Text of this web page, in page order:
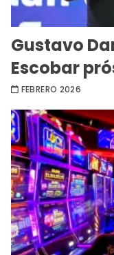
Gustavo
Escobar
FEBRERO 2026